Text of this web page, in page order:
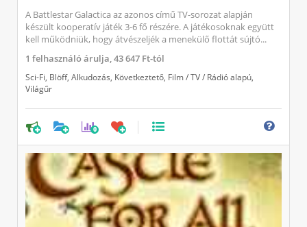
A Battlestar Galactica az azonos című TV-sorozat alapján
készült kooperatív játék 3-6 fő részére. A játékosoknak együtt
kell működniük, hogy átvészeljék a menekülő flottát sújtó...
1 felhasználó árulja,43 647 Ft-tól
Sci-Fi Blöff, Alkudozás Következtető Film / TV / Rádió alapú
Világűr
0